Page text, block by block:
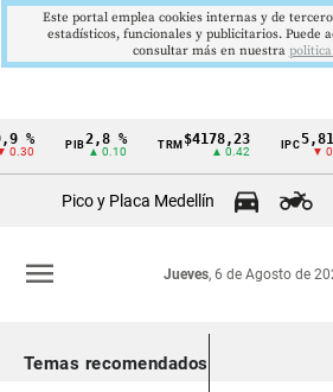
Cintillo
Colombia
% PIB2,8 %
▲ 0.10
TRM$4178,23
▲ 0.42
IPC5,81 %
▼ 0.12
Pico y Placa Medellín
Jueves, 6 de Agosto de
menu
Temas recomendados
Este portal emplea cookies internas y de
estadísticos, funcionales y publicitarios. Puede
consultar más en nuestra